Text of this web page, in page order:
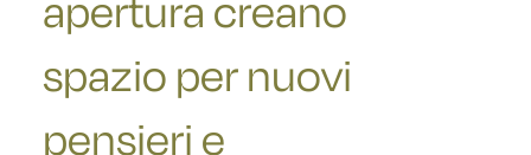
spazio per nuovi
pensieri e